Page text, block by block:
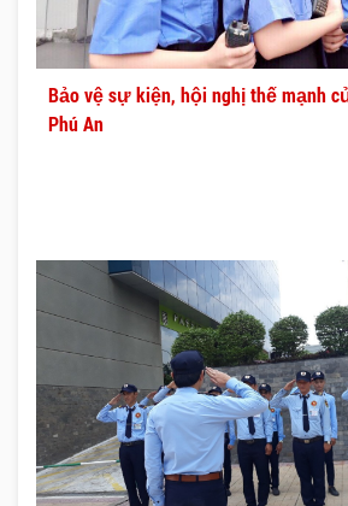
Bảo vệ sự kiện, hội nghị thế mạnh
Phú An